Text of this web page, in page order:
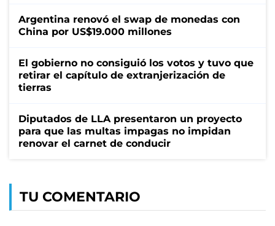
Argentina renovó el swap de monedas con
China por US$19.000 millones
El gobierno no consiguió los votos y tuvo que
retirar el capítulo de extranjerización de
tierras
Diputados de LLA presentaron un proyecto
para que las multas impagas no impidan
renovar el carnet de conducir
TU COMENTARIO